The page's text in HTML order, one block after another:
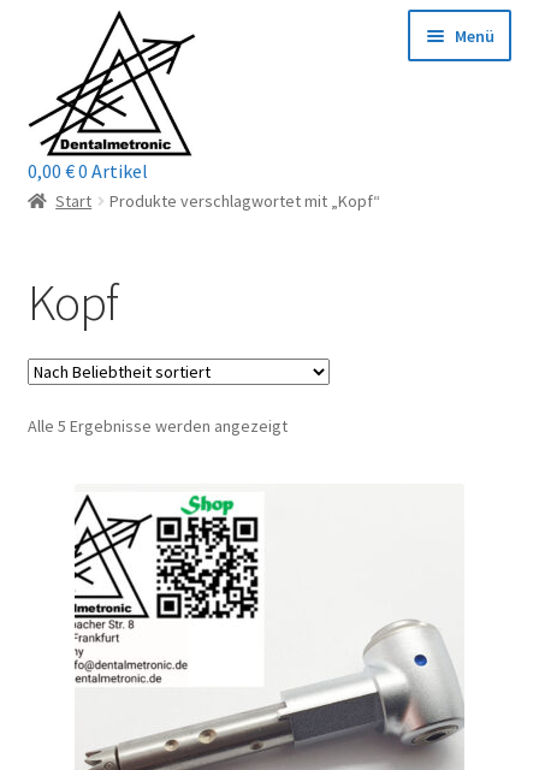
Navigation
springen
springen
Menü
Home
Mein Konto / Login
Kontakt
Reparaturservice
Wichtige Infos
Unsere Firma
Warenkorb
0,00 €0 Artikel
Start Produkte verschlagwortet mit „Kopf“
Kopf
Alle 5 Ergebnisse werden angezeigtNach